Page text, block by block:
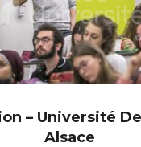
– Université
Alsace